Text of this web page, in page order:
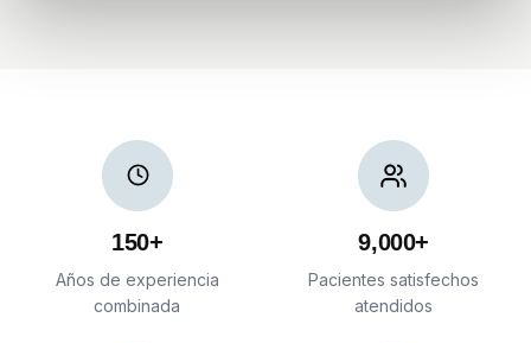
150+
Años de experiencia
combinada
9,000+
Pacientes satisfechos
atendidos